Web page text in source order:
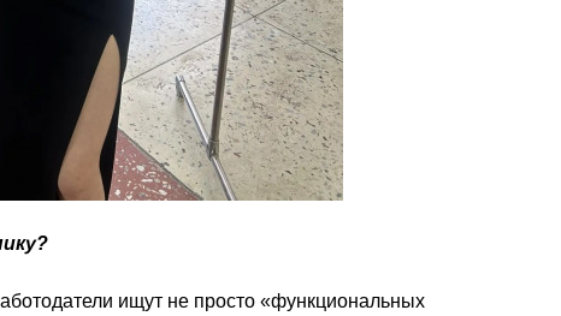
ищут не просто «функциональных